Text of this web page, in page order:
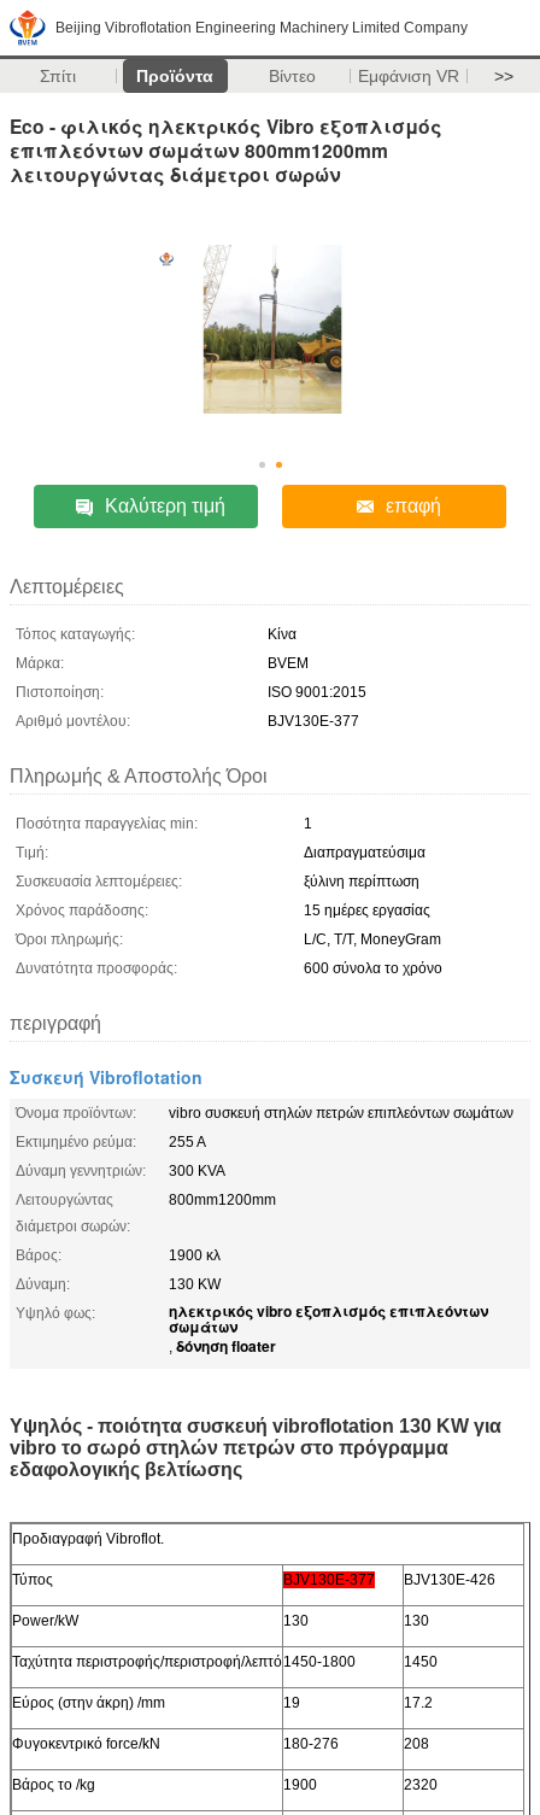
Beijing Vibroflotation Engineering Machinery Limited Company
Σπίτι Προϊόντα Βίντεο Εμφάνιση VR >>
Eco - φιλικός ηλεκτρικός Vibro εξοπλισμός
επιπλεόντων σωμάτων 800mm1200mm
λειτουργώντας διάμετροι σωρών
Καλύτερη τιμή επαφή
Λεπτομέρειες
Τόπος καταγωγής:
Κίνα
Μάρκα:
BVEM
Πιστοποίηση:
ISO 9001:2015
Αριθμό μοντέλου:
BJV130E-377
Πληρωμής & Αποστολής Όροι
Ποσότητα παραγγελίας min:
1
Τιμή:
Διαπραγματεύσιμα
Συσκευασία λεπτομέρειες:
ξύλινη περίπτωση
Χρόνος παράδοσης:
15 ημέρες εργασίας
Όροι πληρωμής:
L/C, T/T, MoneyGram
Δυνατότητα προσφοράς:
600 σύνολα το χρόνο
περιγραφή
Συσκευή Vibroflotation
Όνομα προϊόντων:
vibro συσκευή στηλών πετρών επιπλεόντων σωμάτων
Εκτιμημένο ρεύμα:
255 Α
Δύναμη γεννητριών:
300 KVA
Λειτουργώντας
διάμετροι σωρών:
800mm1200mm
Βάρος:
1900 κλ
Δύναμη:
130 KW
Υψηλό φως:
ηλεκτρικός vibro εξοπλισμός επιπλεόντων
σωμάτων
, δόνηση floater
Υψηλός - ποιότητα συσκευή vibroflotation 130 KW για
vibro το σωρό στηλών πετρών στο πρόγραμμα
εδαφολογικής βελτίωσης
Προδιαγραφή Vibroflot.
Τύπος BJV130E-377 BJV130E-426
Power/kW 130 130
Ταχύτητα περιστροφής/περιστροφή/λεπτό1450-1800 1450
Εύρος (στην άκρη) /mm 19 17.2
Φυγοκεντρικό force/kN 180-276 208
Βάρος το /kg 1900 2320